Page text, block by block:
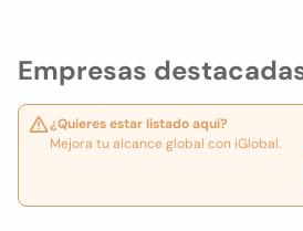
Empresas
¿Quieres estar listado aquí?
Mejora tu alcance global con iGlobal.